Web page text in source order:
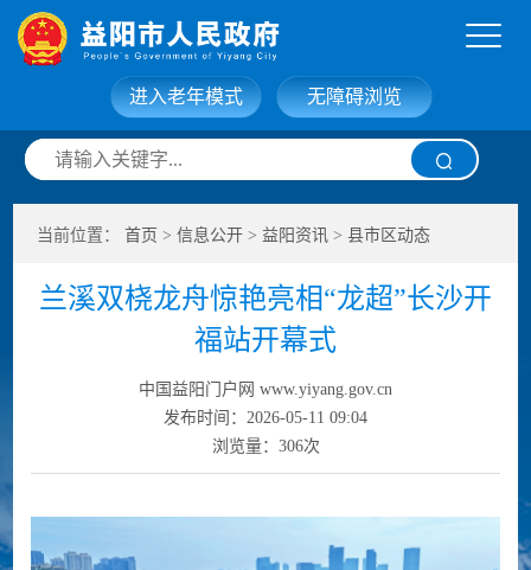
网站首页 走进益阳
信息公开 政务服务
无障碍浏览
进入老年模式
当前位置：首页 >信息公开 > 益阳资讯 >县市区动态
兰溪双桡龙舟惊艳亮相“龙超”长沙开
福站开幕式
中国益阳门户网 www.yiyang.gov.cn
发布时间：2026-05-11 09:04
浏览量： 306次